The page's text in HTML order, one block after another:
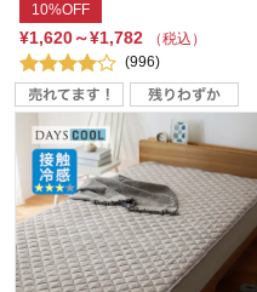
10%OFF
¥1,620～¥1,782
（税込）
(996)